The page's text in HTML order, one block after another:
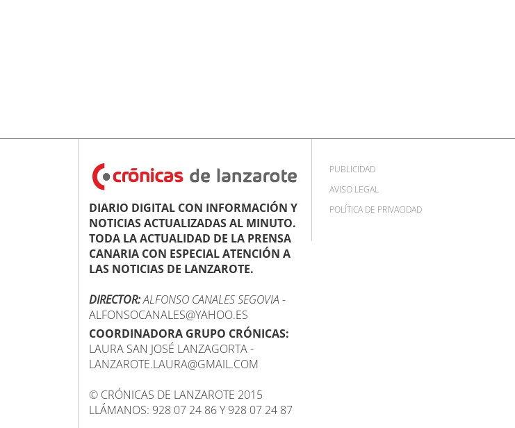
DIARIO DIGITAL CON INFORMACIÓN Y
NOTICIAS ACTUALIZADAS AL MINUTO.
TODA LA ACTUALIDAD DE LA PRENSA
CANARIA CON ESPECIAL ATENCIÓN A
LAS NOTICIAS DE LANZAROTE.
DIRECTOR:ALFONSO CANALES SEGOVIA -
ALFONSOCANALES@YAHOO.ES
COORDINADORA GRUPO CRÓNICAS:
LAURA SAN JOSÉ LANZAGORTA -
LANZAROTE.LAURA@GMAIL.COM
© CRÓNICAS DE LANZAROTE 2015
LLÁMANOS: 928 07 24 86 Y 928 07 24 87
PUBLICIDAD
AVISO LEGAL
POLÍTICA DE PRIVACIDAD